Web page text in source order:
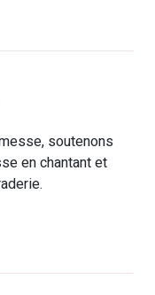
soutenons
en chantant et